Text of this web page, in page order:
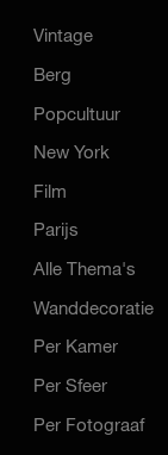
Vintage
Berg
Popcultuur
New York
Film
Parijs
Alle Thema's
Wanddecoratie
Per Kamer
Per Sfeer
Per Fotograaf